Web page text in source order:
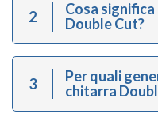
2
Cosa
Double Cut?
3
Per quali
chitarra